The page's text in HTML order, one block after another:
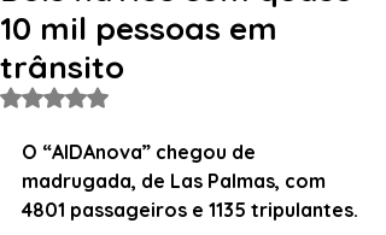
10 mil pessoas em
trânsito
Avaliado com NaN de 5 estrelas.
O “AIDAnova” chegou de
madrugada, de Las Palmas, com
4801 passageiros e 1135 tripulantes.